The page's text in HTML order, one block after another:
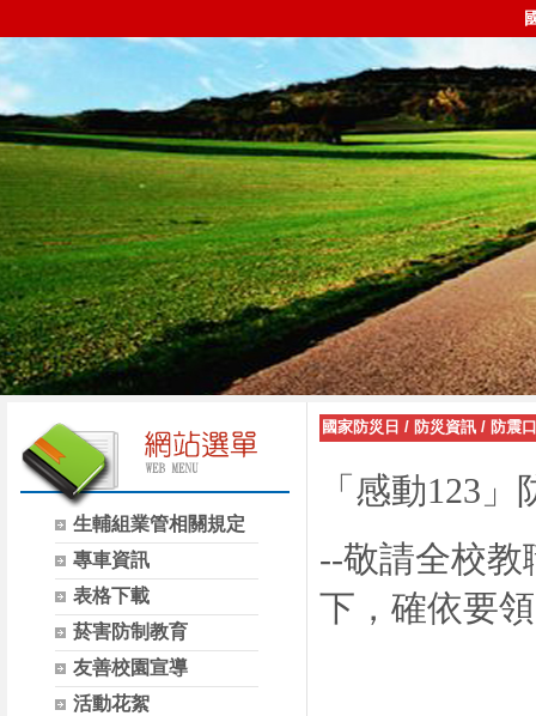
生輔組業管相關規定
專車資訊
表格下載
菸害防制教育
友善校園宣導
活動花絮
國家防災日 / 防災資訊 / 防震
「感動123 」
--敬請全校教
下，確依要